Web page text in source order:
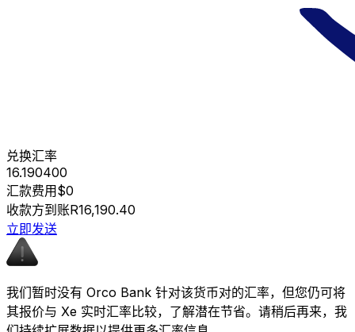
兑换汇率
16.190400
汇款费用$0
收款方到账R16,190.40
立即发送
我们暂时没有 Orco Bank 针对该货币对的汇率，但您仍可将
其报价与 Xe 实时汇率比较，了解潜在节省。请稍后再来，我